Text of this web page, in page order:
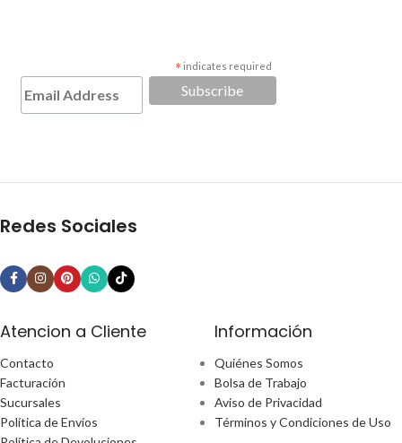
* indicates required
Redes Sociales
Atencion a Cliente
Contacto
Facturación
Sucursales
Política de Envíos
Información
Quiénes Somos
Bolsa de Trabajo
Aviso de Privacidad
Términos y Condiciones de Uso